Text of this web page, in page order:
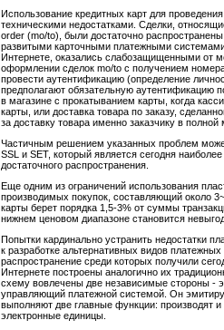
Использование кредитных карт для
техническими недостатками. Сделки,
order (mo/to), были достаточно
развитыми карточными платежными
Интернете, оказались слабозащищенными от
оформлении сделок mo/to с получением
провести аутентификацию (определение
предполагают обязательную аутентификацию
в магазине с прокатыванием карты, когда
карты, или доставка товара по заказу,
за доставку товара именно заказчику в
Частичным решением указанных проблем
SSL и SET, который является сегодня
достаточного распространения.
Еще одним из ограничений использования
производимых покупок, составляющий около
карты берет порядка 1,5-3% от суммы
нижнем ценовом диапазоне становится
Попытки кардинально устранить недостатки
к разработке альтернативных видов
распространение среди которых получили
Интернете построены аналогично их
схему вовлечены две независимые стороны -
управляющий платежной системой. Он
выполняют две главные функции: производят
электронные единицы.